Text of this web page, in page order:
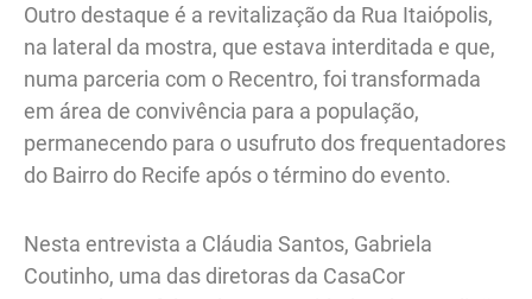
Outro destaque é a revitalização da Rua Itaiópolis,
na lateral da mostra, que estava interditada e que,
numa parceria com o Recentro, foi transformada
em área de convivência para a população,
permanecendo para o usufruto dos frequentadores
do Bairro do Recife após o término do evento.
Nesta entrevista a Cláudia Santos, Gabriela
Coutinho, uma das diretoras da CasaCor